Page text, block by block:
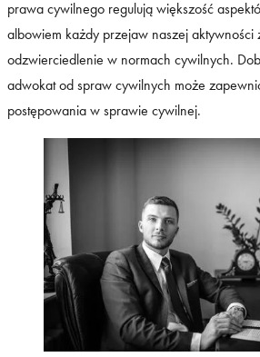
prawa cywilnego regulują większość
albowiem każdy przejaw naszej aktywności
odzwierciedlenie w normach cywilnych.
adwokat od spraw cywilnych może
postępowania w sprawie cywilnej.